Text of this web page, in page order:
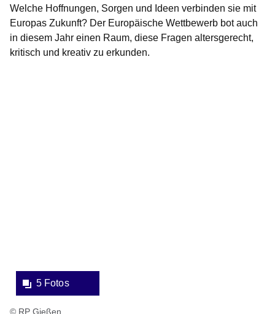
Welche Hoffnungen, Sorgen und Ideen verbinden sie mit
Europas Zukunft? Der Europäische Wettbewerb bot auch
in diesem Jahr einen Raum, diese Fragen altersgerecht,
kritisch und kreativ zu erkunden.
5 Fotos
© RP Gießen